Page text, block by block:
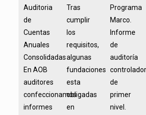
Auditoria
de
Cuentas
Anuales
Consolidadas
En AOB
auditores
confeccionamos
informes
Tras
cumplir
los
requisitos,
algunas
fundaciones
esta
obligadas
en
Programa
Marco.
Informe
de
auditoría
controlador
de
primer
nivel.